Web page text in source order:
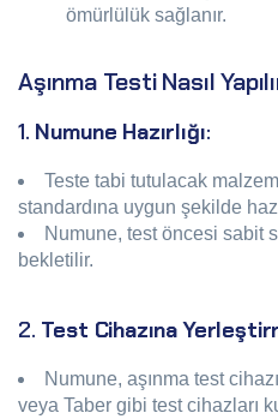
ömürlülük sağlanır.
Aşınma Testi Nasıl
1. Numune Hazırlığı:
Teste tabi tutulacak
standardına uygun şekilde
Numune, test öncesi sabit
bekletilir.
2. Test Cihazına
Numune, aşınma test
veya Taber gibi test cihazları